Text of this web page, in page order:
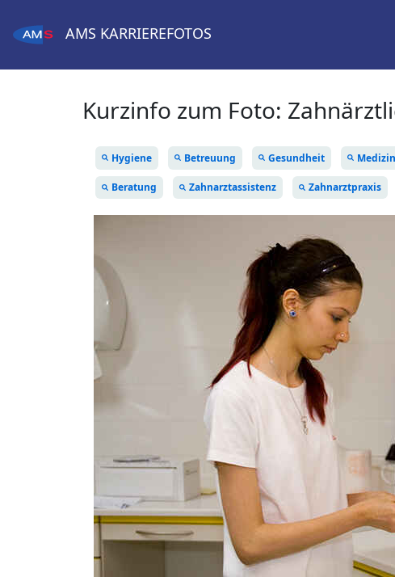
AMS KARRIEREFOTOS
Kurzinfo zum Foto:
Hygiene Betreuung Gesundheit Medizin
Beratung Zahnarztassistenz Zahnarztpraxis